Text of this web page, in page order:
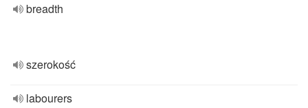
breadth
szerokość
labourers